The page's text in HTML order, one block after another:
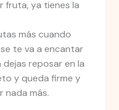
fruta, ya tienes la
más cuando
te va a encantar
reposar en la
y queda firme y
nada más.